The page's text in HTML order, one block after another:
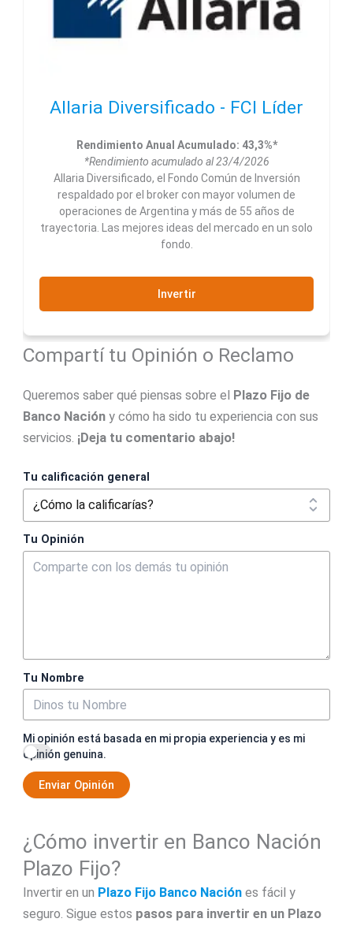
Allaria Diversificado - FCI Líder
Rendimiento Anual Acumulado: 43,3%*
*Rendimiento acumulado al 23/4/2026
Allaria Diversificado, el Fondo Común de Inversión
respaldado por el broker con mayor volumen de
operaciones de Argentina y más de 55 años de
trayectoria. Las mejores ideas del mercado en un solo
fondo.
Invertir
Compartí tu Opinión o Reclamo
Queremos saber qué piensas sobre el Plazo Fijo de
Banco Nacióny cómo ha sido tu experiencia con sus
servicios. ¡Deja tu comentario abajo!
Tu calificación general
Tu Opinión
Tu Nombre
Mi opinión está basada en mi propia experiencia y es mi
opinión genuina.
Enviar Opinión
¿Cómo invertir en Banco Nación
Plazo Fijo?
Invertir en un Plazo Fijo Banco Naciónes fácil y
seguro. Sigue estos pasos para invertir en un Plazo